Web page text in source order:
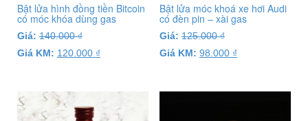
Bật lửa hình đồng tiền Bitcoin
có móc khóa dùng gas
Giá: 140.000₫
Giá KM: 120.000 ₫
Bật lửa móc khoá xe hơi Audi
có đèn pin – xài gas
Giá: 125.000₫
Giá KM: 98.000 ₫